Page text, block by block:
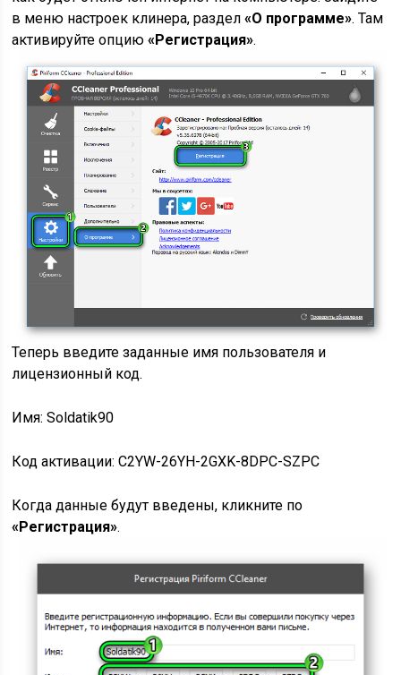
в меню настроек клинера, раздел«О программе». Там
активируйте опцию«Регистрация».
Теперь введите заданные имя пользователя и
лицензионный код.
Имя: Soldatik90
Код активации: C2YW-26YH-2GXK-8DPC-SZPC
Когда данные будут введены, кликните по
«Регистрация».